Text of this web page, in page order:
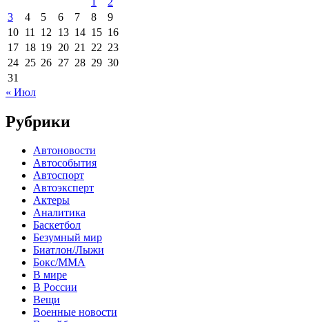
3
4 5 6 7 8
9
10 11 12 13 14 15 16
17 18 19 20 21 22 23
24 25 26 27 28 29 30
31
« Июл
Рубрики
Автоновости
Автособытия
Автоспорт
Автоэксперт
Актеры
Аналитика
Баскетбол
Безумный мир
Биатлон/Лыжи
Бокс/MMA
В мире
В России
Вещи
Военные новости